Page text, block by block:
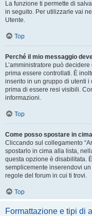
La funzione ti permette di
in seguito. Per utilizzarle vai
Utente.
Top
Perché il mio messaggio
L’amministratore può
prima essere controllati. È
inserito in un gruppo di utenti
prima di essere resi visibili.
informazioni.
Top
Come posso spostare in
Cliccando sul collegamento
spostarlo in cima alla lista,
questa opzione è disabilitata.
semplicemente inserendovi
regole del forum in cui ti trovi.
Top
Formattazione e tipi di